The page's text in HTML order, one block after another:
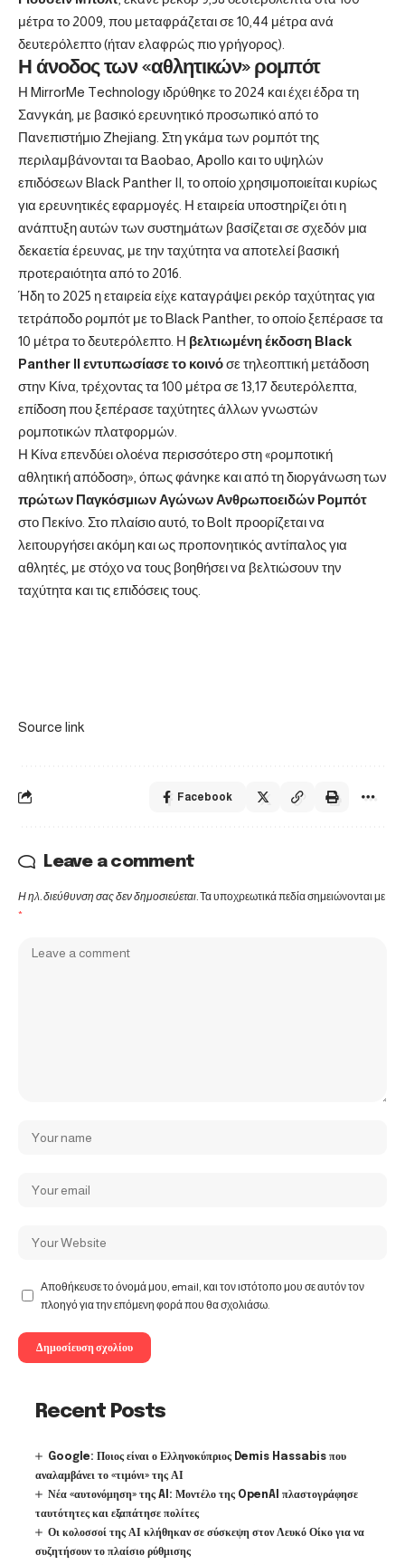
μέτρα το 2009, που μεταφράζεται σε 10,44 μέτρα ανά
δευτερόλεπτο (ήταν ελαφρώς πιο γρήγορος).
Η άνοδος των «αθλητικών» ρομπότ
Η MirrorMe Technology ιδρύθηκε το 2024 και έχει έδρα τη
Σανγκάη, με βασικό ερευνητικό προσωπικό από το
Πανεπιστήμιο Zhejiang. Στη γκάμα των ρομπότ της
περιλαμβάνονται τα Baobao, Apollo και το υψηλών
επιδόσεων Black Panther II, το οποίο χρησιμοποιείται κυρίως
για ερευνητικές εφαρμογές. Η εταιρεία υποστηρίζει ότι η
ανάπτυξη αυτών των συστημάτων βασίζεται σε σχεδόν μια
δεκαετία έρευνας, με την ταχύτητα να αποτελεί βασική
προτεραιότητα από το 2016.
Ήδη το 2025 η εταιρεία είχε καταγράψει ρεκόρ ταχύτητας για
τετράποδο ρομπότ με το Black Panther, το οποίο ξεπέρασε τα
10 μέτρα το δευτερόλεπτο. Η βελτιωμένη έκδοση Black
Panther II εντυπωσίασε το κοινόσε τηλεοπτική μετάδοση
στην Κίνα, τρέχοντας τα 100 μέτρα σε 13,17 δευτερόλεπτα,
επίδοση που ξεπέρασε ταχύτητες άλλων γνωστών
ρομποτικών πλατφορμών.
Η Κίνα επενδύει ολοένα περισσότερο στη «ρομποτική
αθλητική απόδοση», όπως φάνηκε και από τη διοργάνωση των
πρώτων Παγκόσμιων Αγώνων Ανθρωποειδών Ρομπότ
στο Πεκίνο. Στο πλαίσιο αυτό, το Bolt προορίζεται να
λειτουργήσει ακόμη και ως προπονητικός αντίπαλος για
αθλητές, με στόχο να τους βοηθήσει να βελτιώσουν την
ταχύτητα και τις επιδόσεις τους.
Source link
Facebook
Leave a comment
Η ηλ. διεύθυνση σας δεν δημοσιεύεται. Τα υποχρεωτικά πεδία σημειώνονται με
*
Αποθήκευσε το όνομά μου, email, και τον ιστότοπο μου σε αυτόν τον
πλοηγό για την επόμενη φορά που θα σχολιάσω.
Recent Posts
Google: Ποιος είναι ο Ελληνοκύπριος Demis Hassabis που
αναλαμβάνει το «τιμόνι» της ΑΙ
Νέα «αυτονόμηση» της AI: Μοντέλο της OpenAI πλαστογράφησε
ταυτότητες και εξαπάτησε πολίτες
Οι κολοσσοί της ΑΙ κλήθηκαν σε σύσκεψη στον Λευκό Οίκο για να
συζητήσουν το πλαίσιο ρύθμισης